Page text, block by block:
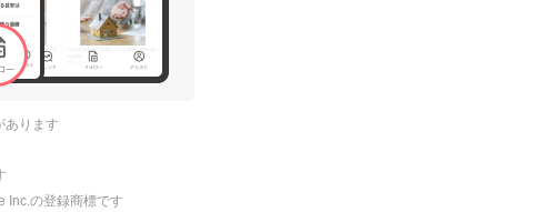
あります
Inc.の登録商標です